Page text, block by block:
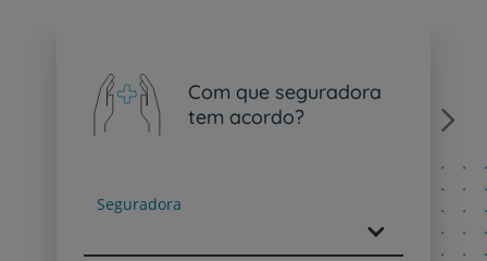
Com que seguradora
tem acordo?
Seguradora
Next